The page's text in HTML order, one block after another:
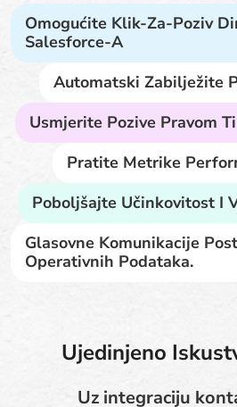
Omogućite Klik-Za-Poziv
Salesforce-A
Automatski Zabilježite
Usmjerite Pozive Pravom
Pratite Metrike
Poboljšajte Učinkovitost I
Glasovne Komunikacije
Operativnih Podataka.
Ujedinjeno
Uz integraciju